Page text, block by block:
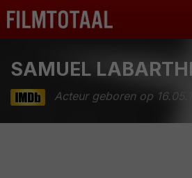
SAMUEL
Acteur geboren op